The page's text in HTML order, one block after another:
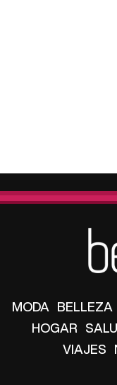
MODA BELLEZA
HOGAR
VIAJES